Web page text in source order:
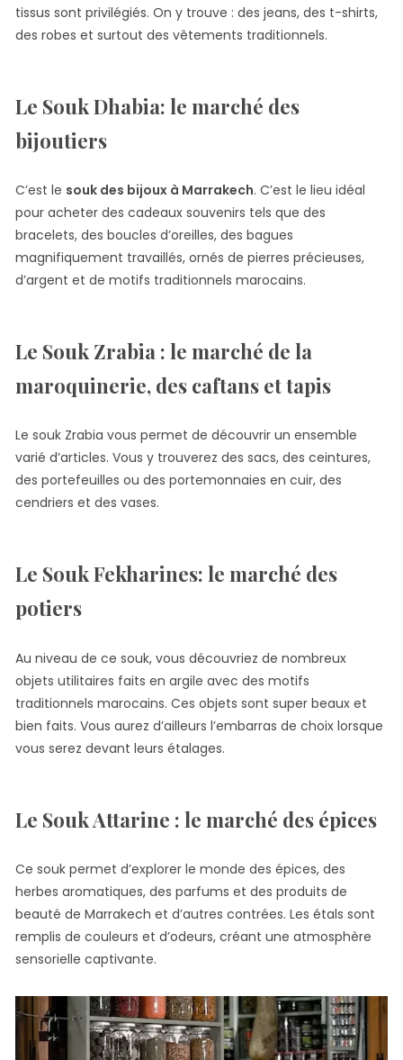
tissus sont privilégiés. On y trouve : des jeans, des t-shirts,
des robes et surtout des vêtements traditionnels.
Le Souk Dhabia: le marché des
bijoutiers
C’est le souk des bijoux à Marrakech. C’est le lieu idéal
pour acheter des cadeaux souvenirs tels que des
bracelets, des boucles d’oreilles, des bagues
magnifiquement travaillés, ornés de pierres précieuses,
d’argent et de motifs traditionnels marocains.
Le Souk Zrabia : le marché de la
maroquinerie, des caftans et tapis
Le souk Zrabia vous permet de découvrir un ensemble
varié d’articles. Vous y trouverez des sacs, des ceintures,
des portefeuilles ou des portemonnaies en cuir, des
cendriers et des vases.
Le Souk Fekharines: le marché des
potiers
Au niveau de ce souk, vous découvriez de nombreux
objets utilitaires faits en argile avec des motifs
traditionnels marocains. Ces objets sont super beaux et
bien faits. Vous aurez d’ailleurs l’embarras de choix lorsque
vous serez devant leurs étalages.
Le Souk Attarine : le marché des épices
Ce souk permet d’explorer le monde des épices, des
herbes aromatiques, des parfums et des produits de
beauté de Marrakech et d’autres contrées. Les étals sont
remplis de couleurs et d’odeurs, créant une atmosphère
sensorielle captivante.